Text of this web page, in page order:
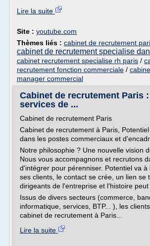
Lire la suite
Site : youtube.com
Thèmes liés : cabinet de recrutement
cabinet de recrutement specialise
cabinet recrutement specialise rh paris /
recrutement fonction commerciale /
manager commercial
Cabinet de recrutement Paris
services de ...
Cabinet de recrutement Paris
Cabinet de recrutement à Paris,
dans les postes commerciaux et
Notre philosophie ? Une nouvelle vision
Nous vous accompagnons et recrutons
d'intégrer pour pérenniser. Potentiel va à
ses clients, le contact se crée, un lien se
dirigeants de l'entreprise et l'histoire peut
Issus de divers secteurs (commerce,
informatique, services, BTP... ), les
cabinet de recrutement à Paris...
Lire la suite